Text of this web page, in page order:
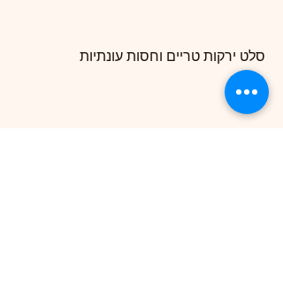
סלט ירקות טריים וחסות עונתיות
‏21 ‏₪